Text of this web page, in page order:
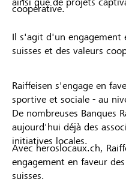
coopérative.
Il s'agit d'un engagement
suisses et des valeurs
Raiffeisen s'engage en
sportive et sociale - au
De nombreuses Banques
aujourd'hui déjà des
initiatives locales.
Avec heroslocaux.ch,
engagement en faveur
suisses.